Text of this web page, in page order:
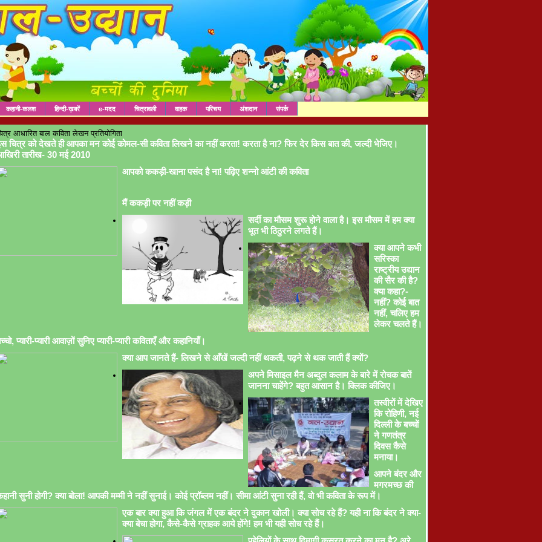
कहानी-कलश हिन्दी-ख़बरें e-मदद चित्रावली वाहक परिचय अंशदान संपर्क
आधारित बाल कविता लेखन प्रतियोगिता
चित्र को देखते ही आपका मन कोई कोमल-सी कविता लिखने का नहीं करता! करता है ना? फिर देर किस बात की, जल्दी भेजिए।
तारीख- 30 मई 2010
आपको ककड़ी-खाना पसंद है ना! पढ़िए शन्नो आंटी की कविता
मैं ककड़ी पर नहीं कड़ी
सर्दी का मौसम शुरू होने वाला है। इस मौसम में हम क्या
भूत भी ठिठुरने लगते हैं।
क्या आपने कभी
सरिस्का
राष्ट्रीय उद्यान
की सैर की है?
क्या कहा?-
नहीं? कोई बात
नहीं, चलिए हम
लेकर चलते हैं।
प्यारी-प्यारी आवाज़ों सुनिए प्यारी-प्यारी कविताएँ और कहानियाँ।
क्या आप जानते हैं- लिखने से आँखें जल्दी नहीं थकती, पढ़ने से थक जाती हैं क्यों?
अपने मिसाइल मैन अब्दुल कलाम के बारे में रोचक बातें
जानना चाहेंगे? बहुत आसान है। क्लिक कीजिए।
तस्वीरों में देखिए
कि रोहिणी, नई
दिल्ली के बच्चों
ने गणतंत्र
दिवस कैसे
मनाया।
आपने बंदर और
मगरमच्छ की
सुनी होगी? क्या बोला! आपकी मम्मी ने नहीं सुनाई। कोई प्रॉब्लम नहीं। सीमा आंटी सुना रही हैं, वो भी कविता के रूप में।
एक बार क्या हुआ कि जंगल में एक बंदर ने दुकान खोली। क्या सोच रहे हैं? यही ना कि बंदर ने क्या-
क्या बेचा होगा, कैसे-कैसे ग्राहक आये होंगे! हम भी यही सोच रहे हैं।